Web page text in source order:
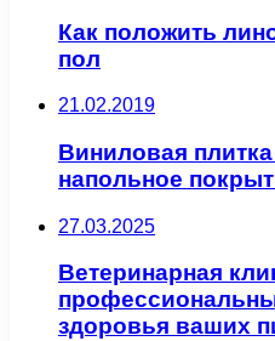
Как положить
пол
21.02.2019
Виниловая
напольное
27.03.2025
Ветеринарная
здоровья ваших